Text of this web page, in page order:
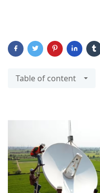
Table of content